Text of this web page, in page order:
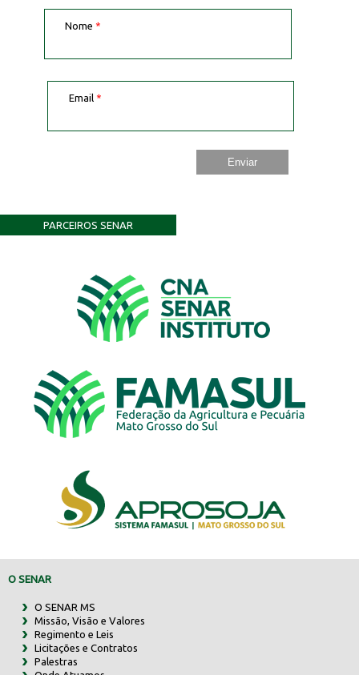
Nome *
Email *
PARCEIROS SENAR
O SENAR
O SENAR MS
Missão, Visão e Valores
Regimento e Leis
Licitações e Contratos
Palestras